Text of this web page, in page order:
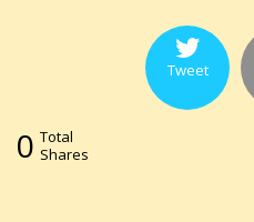
Tweet
0 Total
Shares